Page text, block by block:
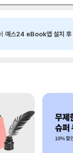
예스24 eBook앱 설치 후